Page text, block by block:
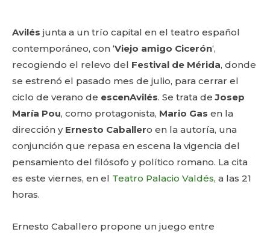
Avilés junta a un trío capital en el teatro español
contemporáneo, con ‘Viejo amigo Cicerón‘,
recogiendo el relevo del Festival de Mérida, donde
se estrenó el pasado mes de julio, para cerrar el
ciclo de verano de escenAvilés. Se trata deJosep
María Pou, como protagonista, Mario Gas en la
dirección y Ernesto Caballero en la autoría, una
conjunción que repasa en escena la vigencia del
pensamiento del filósofo y político romano. La cita
es este viernes, en el Teatro Palacio Valdés, a las 21
horas.
Ernesto Caballero propone un juego entre